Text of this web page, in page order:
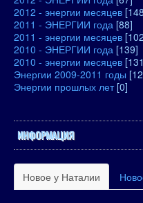
2012 - энергии месяцев
2011 - ЭНЕРГИИ года [88]
2011 - энергии месяцев
2010 - ЭНЕРГИИ года [139]
2010 - энергии месяцев
Энергии 2009-2011 годы
Энергии прошлых лет [0]
ИНФОРМАЦИЯ
Новое у Наталии